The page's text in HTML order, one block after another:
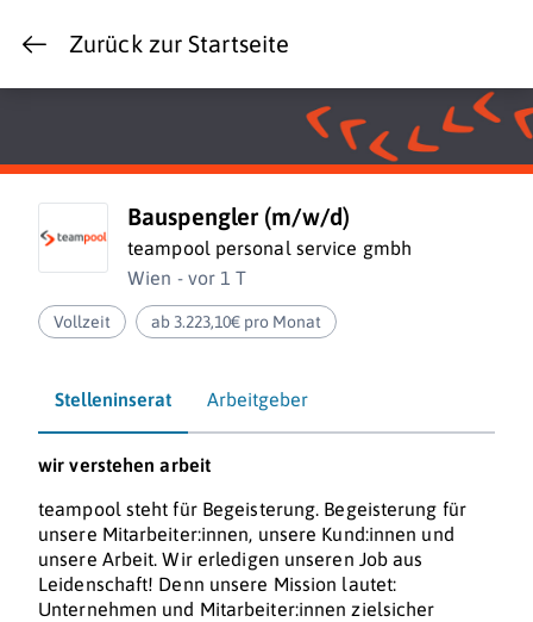
Zurück zur Startseite
Bauspengler (m/w/d)
teampool personal service gmbh
Wien - vor 1 T
Vollzeit ab 3.223,10€ pro Monat
Stelleninserat Arbeitgeber
wir verstehenarbeit
teampool steht für Begeisterung. Begeisterung für
unsere Mitarbeiter:innen, unsere Kund:innen und
unsere Arbeit. Wir erledigen unseren Job aus
Leidenschaft! Denn unsere Mission lautet:
Unternehmen und Mitarbeiter:innen zielsicher